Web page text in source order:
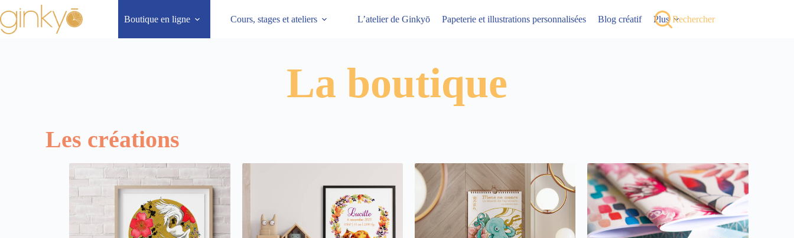
Boutique en ligne Cours, stages et ateliers L’atelier de Ginkyō Papeterie et illustrations personnalisées Blog créatif Plus Rechercher
La boutique
Les créations